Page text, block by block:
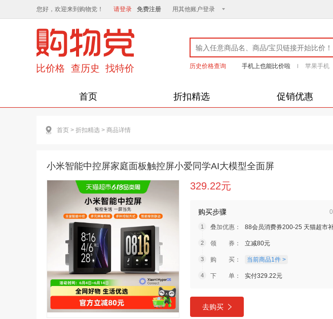
您好，欢迎来到购物党！ 请登录 免费注册 用其他账户登录
历史价格查询 手机上也能比价啦 苹果手机
首页 折扣精选 促销优惠
首页 > 折扣精选 > 商品详情
小米智能中控屏家庭面板触控屏小爱同学AI大模型全面屏
329.22元
购买步骤
叠加优惠： 88会员消费券200-25 天猫超市
领 券： 立减80元
购 买： 当前商品1件 >
下 单： 实付329.22元
去购买